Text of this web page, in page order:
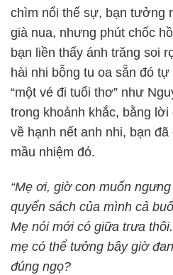
chìm nổi thế sự, bạn tưởng
già nua, nhưng phút chốc
bạn liền thấy ánh trăng soi
hài nhi bỗng tu oa sẵn đó
“một vé đi tuổi thơ” như
trong khoảnh khắc, bằng
về hạnh nết anh nhi, bạn
mầu nhiệm đó.
“Mẹ ơi, giờ con muốn
quyển sách của mình cả
Mẹ nói mới có giữa trưa
mẹ có thể tưởng bây giờ
đúng ngọ?